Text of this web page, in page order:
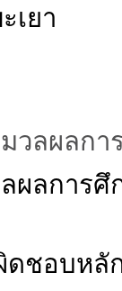
เยา
วลผลกา
ผลการศึ
ดชอบห